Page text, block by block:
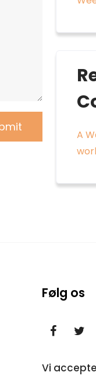
A
Følg os
Vi